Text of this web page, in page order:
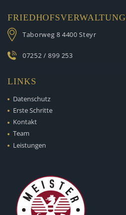
FRIEDHOFSVERWALTUNG
Taborweg 8 4400 Steyr
07252 / 899 253
LINKS
Datenschutz
Erste Schritte
Kontakt
Team
Leistungen